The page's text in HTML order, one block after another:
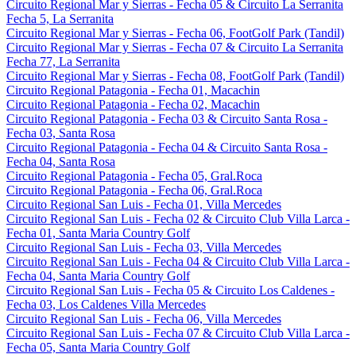
Circuito Regional Mar y Sierras - Fecha 05 & Circuito La Serranita
Fecha 5, La Serranita
Circuito Regional Mar y Sierras - Fecha 06, FootGolf Park (Tandil)
Circuito Regional Mar y Sierras - Fecha 07 & Circuito La Serranita
Fecha 77, La Serranita
Circuito Regional Mar y Sierras - Fecha 08, FootGolf Park (Tandil)
Circuito Regional Patagonia - Fecha 01, Macachin
Circuito Regional Patagonia - Fecha 02, Macachin
Circuito Regional Patagonia - Fecha 03 & Circuito Santa Rosa -
Fecha 03, Santa Rosa
Circuito Regional Patagonia - Fecha 04 & Circuito Santa Rosa -
Fecha 04, Santa Rosa
Circuito Regional Patagonia - Fecha 05, Gral.Roca
Circuito Regional Patagonia - Fecha 06, Gral.Roca
Circuito Regional San Luis - Fecha 01, Villa Mercedes
Circuito Regional San Luis - Fecha 02 & Circuito Club Villa Larca -
Fecha 01, Santa Maria Country Golf
Circuito Regional San Luis - Fecha 03, Villa Mercedes
Circuito Regional San Luis - Fecha 04 & Circuito Club Villa Larca -
Fecha 04, Santa Maria Country Golf
Circuito Regional San Luis - Fecha 05 & Circuito Los Caldenes -
Fecha 03, Los Caldenes Villa Mercedes
Circuito Regional San Luis - Fecha 06, Villa Mercedes
Circuito Regional San Luis - Fecha 07 & Circuito Club Villa Larca -
Fecha 05, Santa Maria Country Golf